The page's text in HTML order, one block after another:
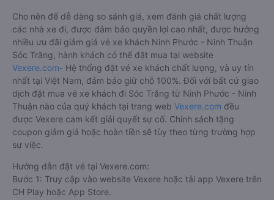
Cho nên để dễ dàng so sánh giá, xem đánh giá chất lượng
các nhà xe đi, được đảm bảo quyền lợi cao nhất, được hưởng
nhiều ưu đãi giảm giá vé xe khách Ninh Phước - Ninh Thuận
Sóc Trăng, hành khách có thể đặt mua tại website
Vexere.com- Hệ thống đặt vé xe khách chất lượng, và uy tín
nhất tại Việt Nam, đảm bảo giữ chỗ 100%. Đối với bất cứ giao
dịch đặt mua vé xe khách đi Sóc Trăng từ Ninh Phước - Ninh
Thuận nào của quý khách tại trang web Vexere.com đều
được Vexere cam kết giải quyết sự cố. Chính sách tặng
coupon giảm giá hoặc hoàn tiền sẽ tùy theo từng trường hợp
sự việc.
Hướng dẫn đặt vé tại Vexere.com:
Bước 1: Truy cập vào website Vexere hoặc tải app Vexere trên
CH Play hoặc App Store.